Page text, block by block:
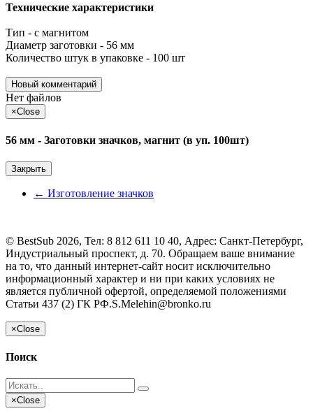
Технические характеристики
Тип - с магнитом
Диаметр заготовки - 56 мм
Количество штук в упаковке - 100 шт
Новый комментарий
Нет файлов
×Close
56 мм - Заготовки значков, магнит (в уп. 100шт)
Закрыть
← Изготовление значков
© BestSub 2026, Тел: 8 812 611 10 40, Адрес: Санкт-Петербург,
Индустриальный проспект, д. 70. Обращаем ваше внимание
на то, что данный интернет-сайт носит исключительно
информационный характер и ни при каких условиях не
является публичной офертой, определяемой положениями
Статьи 437 (2) ГК РФ.S.Melehin@bronko.ru
×Close
Поиск
×Close